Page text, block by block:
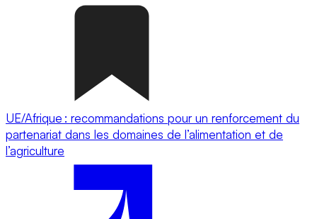
UE/Afrique : recommandations pour un renforcement du
partenariat dans les domaines de l’alimentation et de
l’agriculture